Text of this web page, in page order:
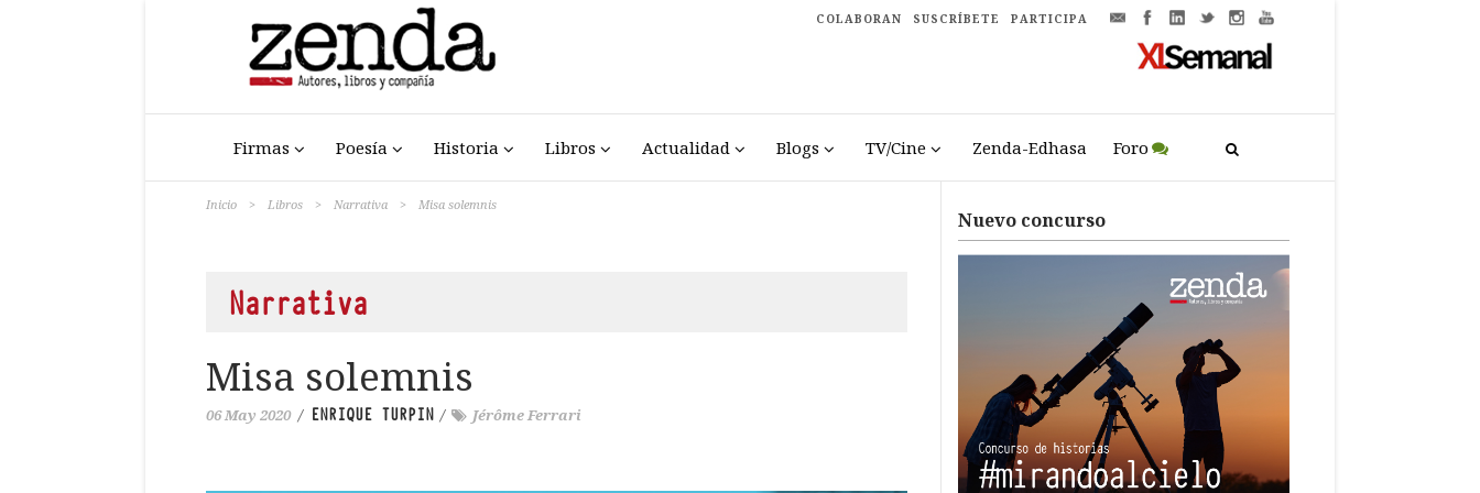
COLABORAN SUSCRÍBETE PARTICIPA
Firmas Poesía Historia Libros Actualidad Blogs TV/Cine Zenda-Edhasa Foro
Inicio > Libros > Narrativa > Misa solemnis
Narrativa
Misa solemnis
06 May 2020 / ENRIQUE TURPIN / Jérôme Ferrari
Nuevo concurso